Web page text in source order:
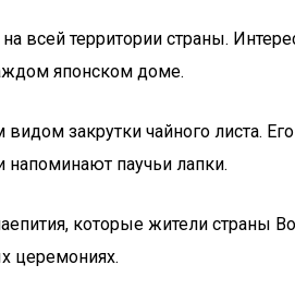
всей территории страны.
японском доме.
видом закрутки чайного листа.
паучьи лапки.
которые жители страны
церемониях.